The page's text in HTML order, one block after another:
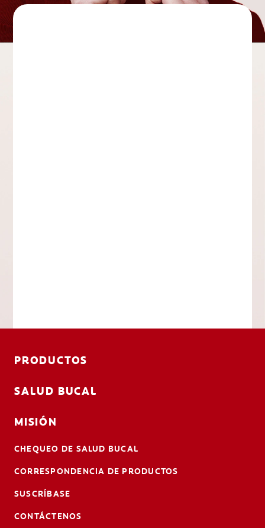
PRODUCTOS
SALUD BUCAL
MISIÓN
CHEQUEO DE SALUD BUCAL
CORRESPONDENCIA DE PRODUCTOS
SUSCRÍBASE
CONTÁCTENOS